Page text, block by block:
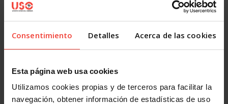
Consentimiento Detalles Acerca de las cookies
Esta página web usa cookies
Utilizamos cookies propias y de terceros para facilitar la
navegación, obtener información de estadísticas de uso
USO renueva sus reivindicaciones tras la
celebración de su 13 Congreso
El sindicato pide un modelo de contratación que encarezca
reduzca progresivamente…